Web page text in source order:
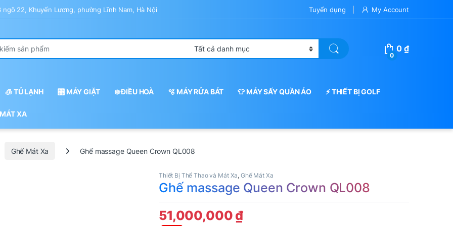
ngõ 22, Khuyến Lương, phường Lĩnh Nam, Hà Nội Tuyển dụng My Account
0
0₫
🧊 TỦ LẠNH 🎛️ MÁY GIẶT ❄️ ĐIỀU HOÀ 🫧 MÁY RỬA BÁT 👕 MÁY SẤY QUẦN ÁO ⚡ THIẾT BỊ GOLF
XA
Ghế Mát Xa Ghế massage Queen Crown QL008
Thiết Bị Thể Thao và Mát Xa, Ghế Mát Xa
Ghế massage Queen Crown QL008
51,000,000 ₫